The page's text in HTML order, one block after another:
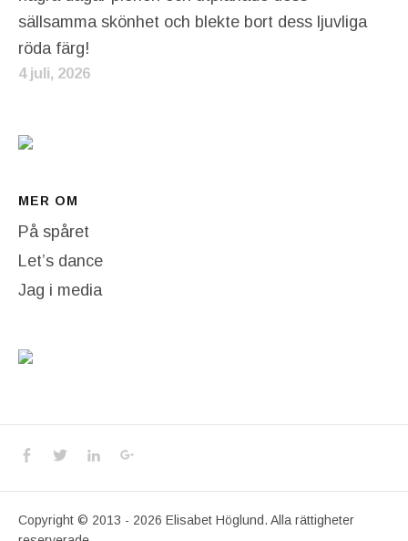
sällsamma skönhet och blekte bort dess ljuvliga
röda färg!
4 juli, 2026
MER OM
På spåret
Let’s dance
Jag i media
Social Media Profiles
Facebook
TwitterLinkedIn
Copyright © 2013 - 2026 Elisabet Höglund. Alla rättigheter